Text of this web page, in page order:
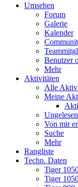
Umsehen
Forum
Galerie
Kalender
Benutzer
Mehr
Aktivitäten
Alle
Meine
Von mir
Suche
Mehr
Rangliste
Techn. Daten
Tiger
Tiger